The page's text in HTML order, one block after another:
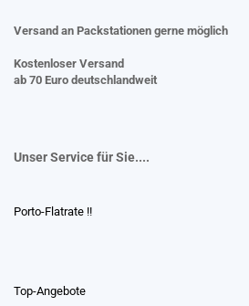
Versand an Packstationen gerne möglich
Kostenloser Versand
ab 70 Euro deutschlandweit
Unser Service für Sie....
Porto-Flatrate !!
Top-Angebote